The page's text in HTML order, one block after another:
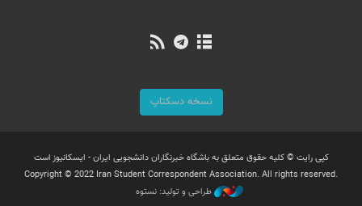
نسخه دسکتاپ
کپی رایت © کلیه حقوق متعلق به باشگاه خبرنگاران دانشجویی ایران - ایسکانیوز است
Copyright © 2022 Iran Student Correspondent Association. All rights reserved.
طراحی و تولید: نستوه